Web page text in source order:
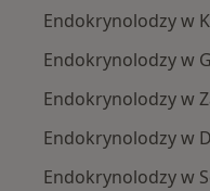
Endokrynolodzy w
Endokrynolodzy w
Endokrynolodzy w
Endokrynolodzy w
Endokrynolodzy w